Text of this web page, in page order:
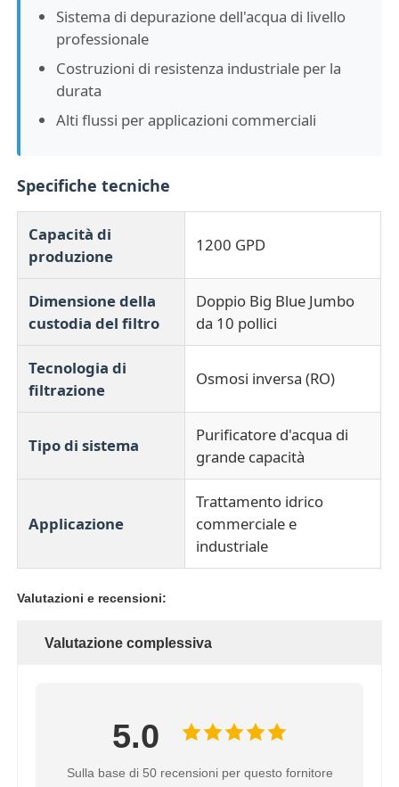
Video
Sistema di depurazione dell'acqua di livello
professionale
Costruzioni di resistenza industriale per la
durata
Alti flussi per applicazioni commerciali
Specifiche tecniche
Capacità di
produzione
1200 GPD
Dimensione della
custodia del filtro
Doppio Big Blue Jumbo
da 10 pollici
Tecnologia di
filtrazione
Osmosi inversa (RO)
Tipo di sistema
Purificatore d'acqua di
grande capacità
Applicazione
Trattamento idrico
commerciale e
industriale
Valutazioni e recensioni:
Valutazione complessiva
5.0
Sulla base di 50 recensioni per questo fornitore